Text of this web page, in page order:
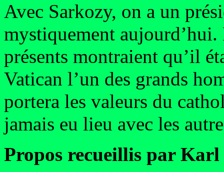
Avec Sarkozy, on a un
mystiquement
présents montraient qu’il
Vatican l’un des grands
portera les valeurs du
jamais eu lieu avec les
Propos recueillis par Karl